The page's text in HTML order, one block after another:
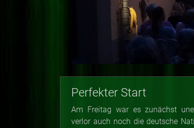
Perfekter Start
Am Freitag war es zunächst
verlor auch noch die deutsche